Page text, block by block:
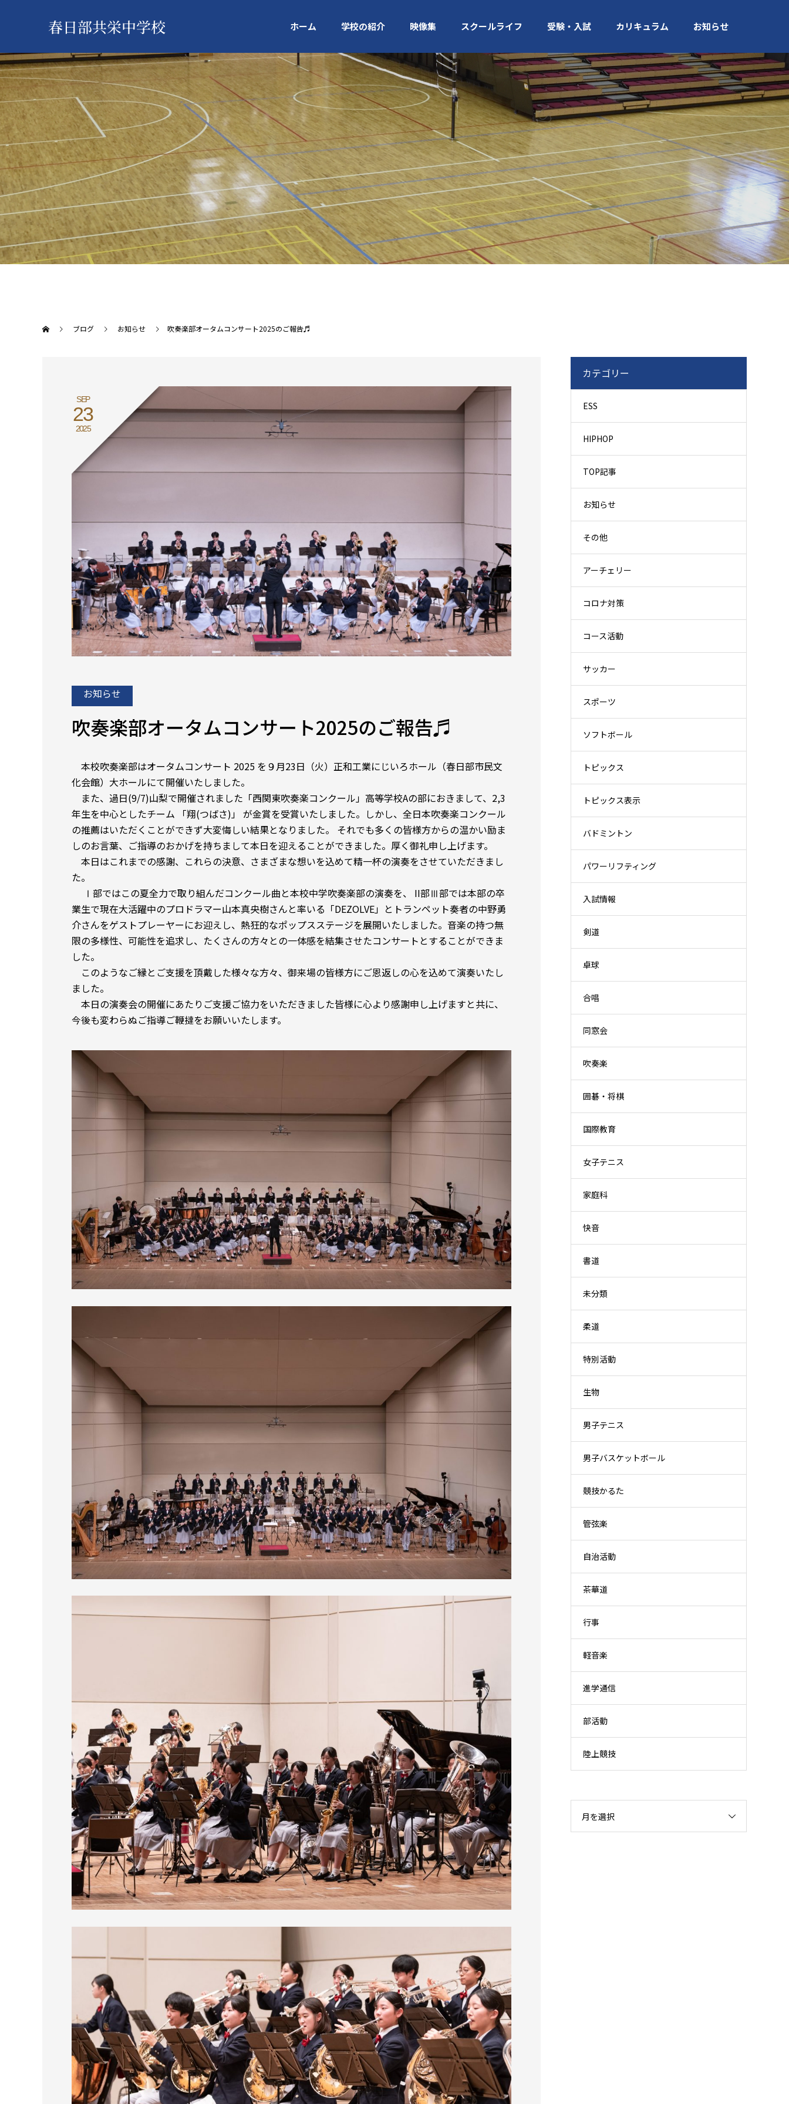
春日部共栄中学校 ホーム 学校の紹介 映像集 スクールライフ 受験・入試 カリキュラム お知らせ
ブログ お知らせ 吹奏楽部オータムコンサート2025のご報告♬
SEP
23
2025
お知らせ
吹奏楽部オータムコンサート2025のご報告♬
本校吹奏楽部はオータムコンサート 2025 を９月23日（火）正和工業にじいろホール（春日部市民文
化会館）大ホールにて開催いたしました。
また、過日(9/7)山梨で開催されました「西関東吹奏楽コンクール」高等学校Aの部におきまして、2,3
年生を中心としたチーム 「翔(つばさ)」 が金賞を受賞いたしました。しかし、全日本吹奏楽コンクール
の推薦はいただくことができず大変悔しい結果となりました。 それでも多くの皆様方からの温かい励ま
しのお言葉、ご指導のおかげを持ちまして本日を迎えることができました。厚く御礼申し上げます。
本日はこれまでの感謝、これらの決意、さまざまな想いを込めて精一杯の演奏をさせていただきまし
た。
Ⅰ部ではこの夏全力で取り組んだコンクール曲と本校中学吹奏楽部の演奏を、 II部Ⅲ部では本部の卒
業生で現在大活躍中のプロドラマー山本真央樹さんと率いる「DEZOLVE」とトランペット奏者の中野勇
介さんをゲストプレーヤーにお迎えし、熱狂的なポップスステージを展開いたしました。音楽の持つ無
限の多様性、可能性を追求し、たくさんの方々との一体感を結集させたコンサートとすることができま
した。
このようなご縁とご支援を頂戴した様々な方々、御来場の皆様方にご恩返しの心を込めて演奏いたし
ました。
本日の演奏会の開催にあたりご支援ご協力をいただきました皆様に心より感謝申し上げますと共に、
今後も変わらぬご指導ご鞭撻をお願いいたします。
カテゴリー
ESS
HIPHOP
TOP記事
お知らせ
その他
アーチェリー
コロナ対策
コース活動
サッカー
スポーツ
ソフトボール
トピックス
トピックス表示
バドミントン
パワーリフティング
入試情報
剣道
卓球
合唱
同窓会
吹奏楽
囲碁・将棋
国際教育
女子テニス
家庭科
快音
書道
未分類
柔道
特別活動
生物
男子テニス
男子バスケットボール
競技かるた
管弦楽
自治活動
茶華道
行事
軽音楽
進学通信
部活動
陸上競技
月を選択